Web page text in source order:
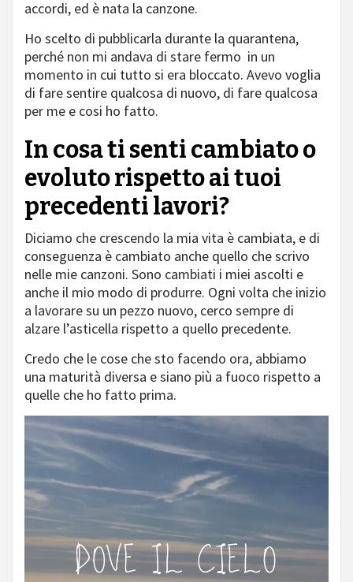
accordi, ed è nata la canzone.
Ho scelto di pubblicarla durante la quarantena,
perché non mi andava di stare fermo in un
momento in cui tutto si era bloccato. Avevo voglia
di fare sentire qualcosa di nuovo, di fare qualcosa
per me e cosi ho fatto.
In cosa ti senti cambiato o
evoluto rispetto ai tuoi
precedenti lavori?
Diciamo che crescendo la mia vita è cambiata, e di
conseguenza è cambiato anche quello che scrivo
nelle mie canzoni. Sono cambiati i miei ascolti e
anche il mio modo di produrre. Ogni volta che inizio
a lavorare su un pezzo nuovo, cerco sempre di
alzare l’asticella rispetto a quello precedente.
Credo che le cose che sto facendo ora, abbiamo
una maturità diversa e siano più a fuoco rispetto a
quelle che ho fatto prima.